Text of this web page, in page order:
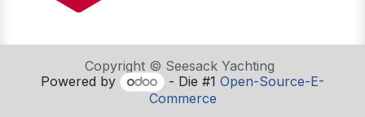
Copyright © Seesack Yachting
Powered by
- Die #1 Open-Source-E-
Commerce